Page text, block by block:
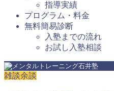
指導実績
プログラム・料金
無料簡易診断
入塾までの流れ
お試し入塾相談
雑談余談